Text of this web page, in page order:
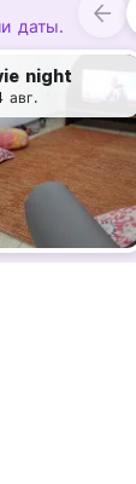
в
пятен.
заезда.
даты.
night
авг.